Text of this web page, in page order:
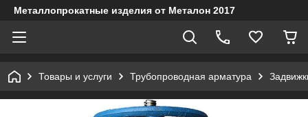
Металлопрокатные изделия от Металон 2017
Товары и услуги Трубопроводная арматура